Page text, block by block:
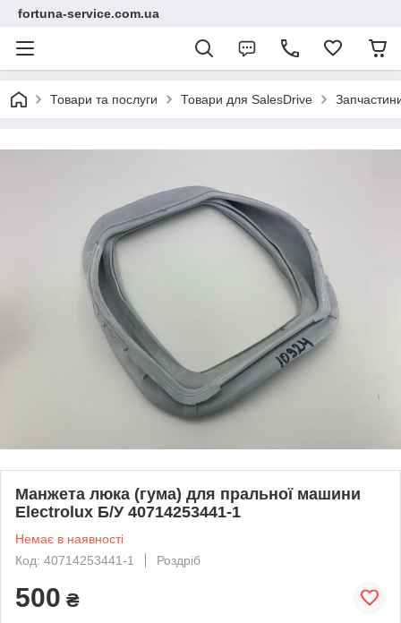
fortuna-service.com.ua
Товари та послуги Товари для SalesDrive
Mанжета люка (гума) для пральної машини
Electrolux Б/У 40714253441-1
Немає в наявності
Код: 40714253441-1
Роздріб
500 ₴